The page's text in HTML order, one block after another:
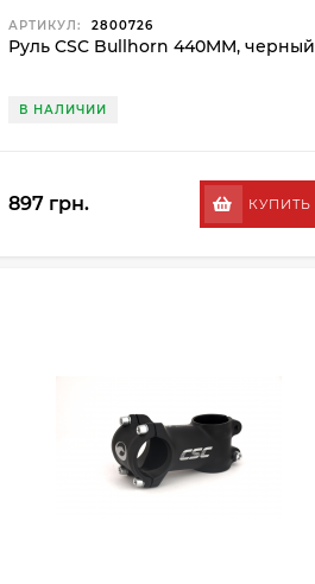
АРТИКУЛ: 2800726
Руль CSC Bullhorn 440MM, черный
В НАЛИЧИИ
897 грн. КУПИТЬ